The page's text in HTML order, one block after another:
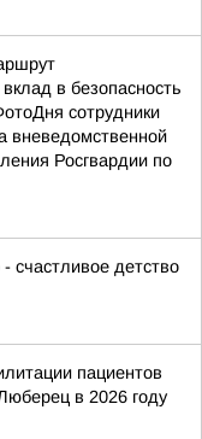
в безопасность
сотрудники
вневедомственной
Росгвардии по
счастливое детство
пациентов
в 2026 году